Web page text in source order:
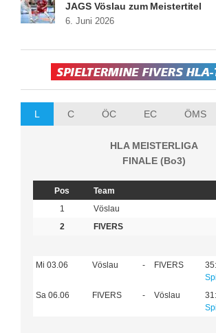
JAGS Vöslau zum Meistertitel
6. Juni 2026
L C ÖC EC ÖMS
HLA MEISTERLIGA
FINALE (Bo3)
Pos Team
1
Vöslau
2
FIVERS
Mi 03.06 Vöslau - FIVERS
Sa 06.06
FIVERS - Vöslau